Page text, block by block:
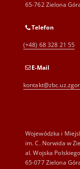
65-762 Zielona
Telefon
(+48) 68 328 21 55
E-Mail
Wojewódzka i
im. C. Norwida w
al. Wojska
65-077 Zielona